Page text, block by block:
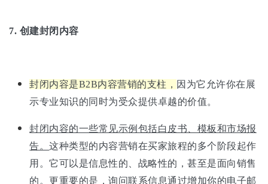
7. 创建封闭内容
封闭内容是B2B内容营销的支柱， 因为它允许你在展
示专业知识的同时为受众提供卓越的价值。
封闭内容的一些常见示例包括白皮书、模板和市场报
告。这种类型的内容营销在买家旅程的多个阶段起作
用。它可以是信息性的、战略性的，甚至是面向销售
的。更重要的是，询问联系信息通过增加你的电子邮